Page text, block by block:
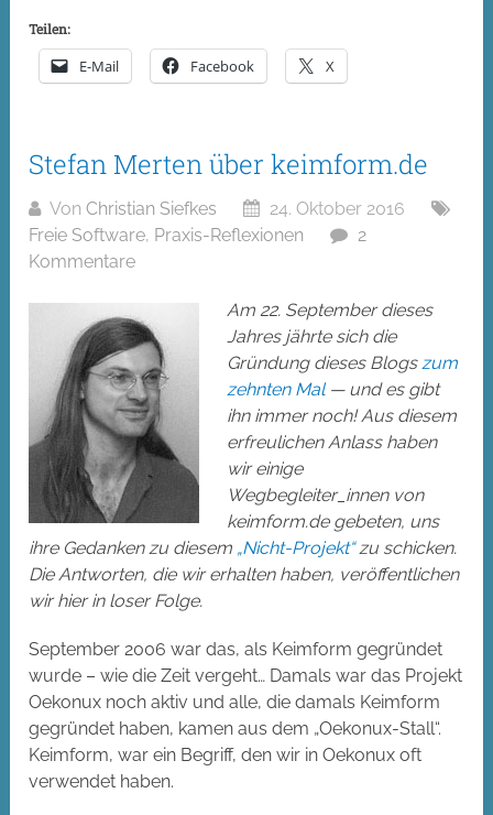
Teilen:
E-Mail Facebook X
Stefan Merten über keimform.de
VonChristian Siefkes
24. Oktober 2016
Freie Software, Praxis-Reflexionen
2
Kommentare
Am 22. September dieses
Jahres jährte sich die
Gründung dieses Blogs zum
zehnten Mal— und es gibt
ihn immer noch! Aus diesem
erfreulichen Anlass haben
wir einige
Wegbegleiter_innen von
keimform.de gebeten, uns
ihre Gedanken zu diesem „Nicht-Projekt“zu schicken.
Die Antworten, die wir erhalten haben, veröffentlichen
wir hier in loser Folge.
September 2006 war das, als Keimform gegründet
wurde – wie die Zeit vergeht… Damals war das Projekt
Oekonux noch aktiv und alle, die damals Keimform
gegründet haben, kamen aus dem „Oekonux-Stall“.
Keimform, war ein Begriff, den wir in Oekonux oft
verwendet haben.